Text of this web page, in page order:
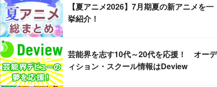
【夏アニメ2026】7月期夏の新アニメを一
挙紹介！
芸能界を志す10代～20代を応援！ オーデ
ィション・スクール情報はDeview